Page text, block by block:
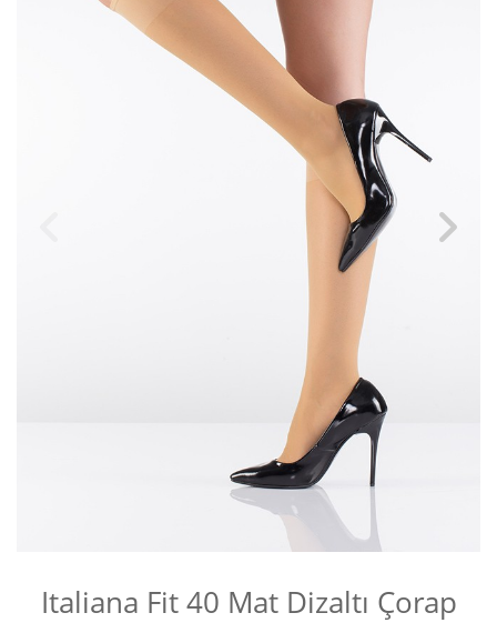
Italiana Fit 40 Mat Dizaltı Çorap